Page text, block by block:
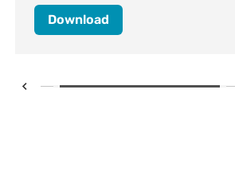
Download